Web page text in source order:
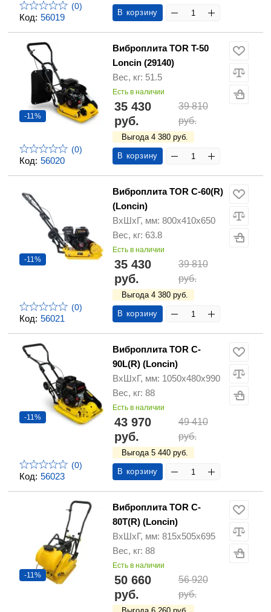
Код: 56019
(0)
В корзину
Код: 56020
-11%
(0)
Виброплита TOR T-50
Loncin (29140)
Вес, кг: 51.5
Есть в наличии
35 430
руб.
39 810
руб.
Выгода 4 380 руб.
В корзину
Код: 56021
-11%
(0)
Виброплита TOR C-60(R)
(Loncin)
ВхШхГ, мм: 800х410х650
Вес, кг: 63.8
Есть в наличии
35 430
руб.
39 810
руб.
Выгода 4 380 руб.
В корзину
Код: 56023
-11%
(0)
Виброплита TOR C-
90L(R) (Loncin)
ВхШхГ, мм: 1050х480х990
Вес, кг: 88
Есть в наличии
43 970
руб.
49 410
руб.
Выгода 5 440 руб.
В корзину
-11%
Виброплита TOR C-
80T(R) (Loncin)
ВхШхГ, мм: 815х505х695
Вес, кг: 88
Есть в наличии
50 660
руб.
56 920
руб.